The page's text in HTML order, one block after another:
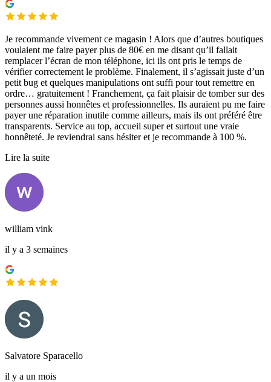
Je recommande vivement ce magasin ! Alors que d’autres boutiques
voulaient me faire payer plus de 80€ en me disant qu’il fallait
remplacer l’écran de mon téléphone, ici ils ont pris le temps de
vérifier correctement le problème. Finalement, il s’agissait juste d’un
petit bug et quelques manipulations ont suffi pour tout remettre en
ordre… gratuitement ! Franchement, ça fait plaisir de tomber sur des
personnes aussi honnêtes et professionnelles. Ils auraient pu me faire
payer une réparation inutile comme ailleurs, mais ils ont préféré être
transparents. Service au top, accueil super et surtout une vraie
honnêteté. Je reviendrai sans hésiter et je recommande à 100 %.
Lire la suite
william vink
il y a 3 semaines
Salvatore Sparacello
il y a un mois